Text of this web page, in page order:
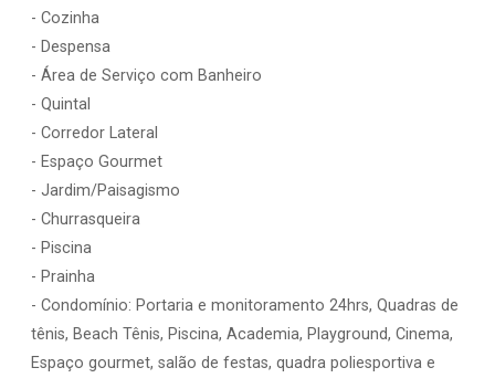
- Cozinha
- Despensa
- Área de Serviço com Banheiro
- Quintal
- Corredor Lateral
- Espaço Gourmet
- Jardim/Paisagismo
- Churrasqueira
- Piscina
- Prainha
- Condomínio: Portaria e monitoramento 24hrs, Quadras de
tênis, Beach Tênis, Piscina, Academia, Playground, Cinema,
Espaço gourmet, salão de festas, quadra poliesportiva e